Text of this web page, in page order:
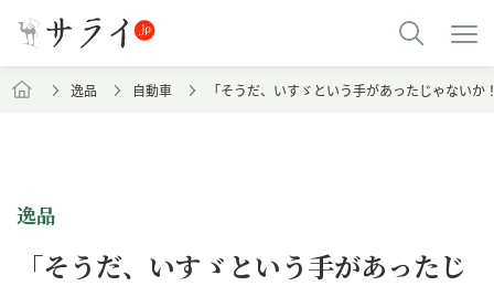
逸品 自動車 「そうだ、いすゞという手があったじゃない
逸品
「そうだ、いすゞという手があったじ